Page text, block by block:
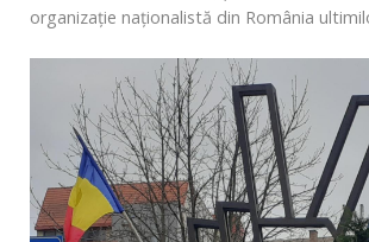
organizație naționalistă din România